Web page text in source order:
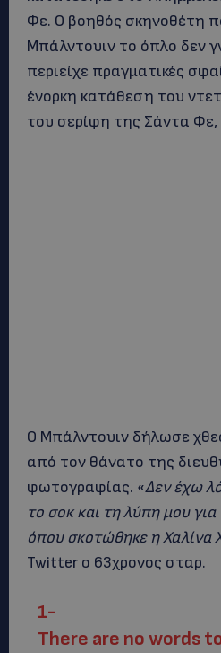
Φε. Ο βοηθός σκηνοθέτη
Μπάλντουιν το όπλο δεν
περιείχε πραγματικές
ένορκη κατάθεση του
του σερίφη της Σάντα Φε,
Ο Μπάλντουιν δήλωσε
από τον θάνατο της
φωτογραφίας. «Δεν έχω
το σοκ και τη λύπη μου
όπου σκοτώθηκε η Χαλίνα
Twitter ο 63χρονος σταρ.
1-
There are no words